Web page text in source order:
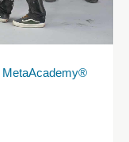
MetaAcademy®